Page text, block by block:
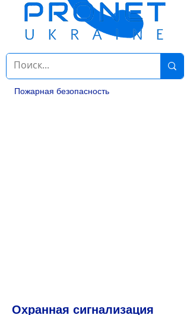
Пожарная безопасность
Охранная сигнализация